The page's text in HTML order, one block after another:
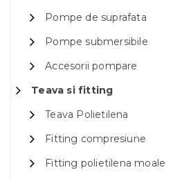
Pompe de suprafata
Pompe submersibile
Accesorii pompare
Teava si fitting
Teava Polietilena
Fitting compresiune
Fitting polietilena moale